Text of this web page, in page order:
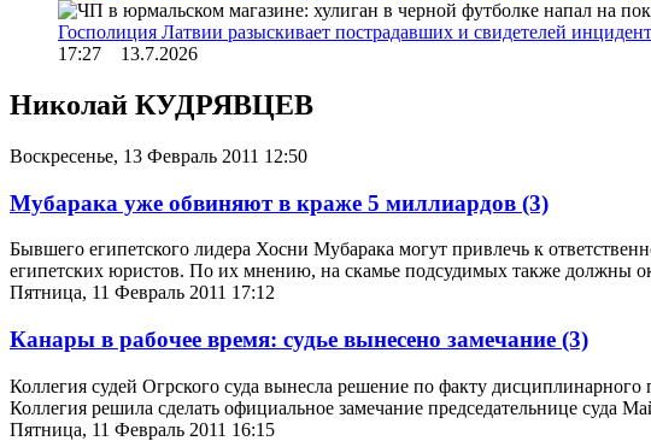
Госполиция Латвии разыскивает пострадавших и свидетелей
17:27 13.7.2026
Николай КУДРЯВЦЕВ
Воскресенье, 13 Февраль 2011 12:50
Мубарака уже обвиняют в краже 5 миллиардов (3)
Бывшего египетского лидера Хосни Мубарака могут привлечь к
египетских юристов. По их мнению, на скамье подсудимых также должны
Пятница, 11 Февраль 2011 17:12
Канары в рабочее время: судье вынесено замечание (3)
Коллегия судей Огрского суда вынесла решение по факту
Коллегия решила сделать официальное замечание председательнице
Пятница, 11 Февраль 2011 16:15